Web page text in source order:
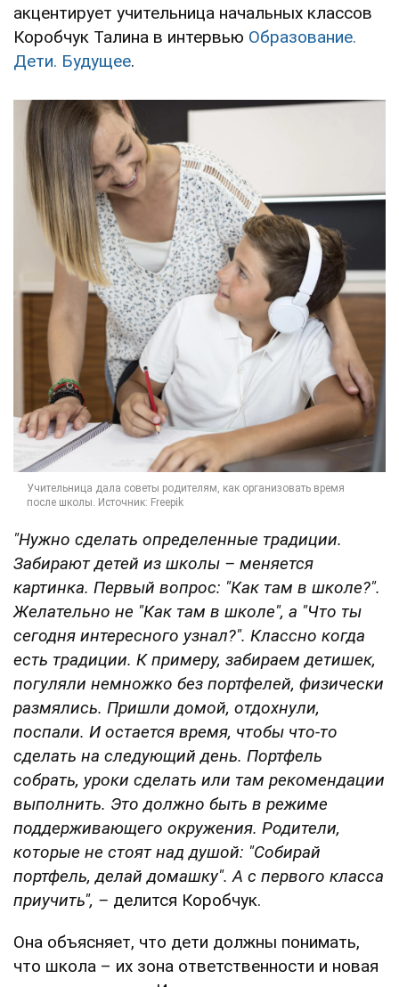
акцентирует учительница начальных классов
Коробчук Талина в интервью Образование.
Дети. Будущее.
"Нужно сделать определенные традиции.
Забирают детей из школы – меняется
картинка. Первый вопрос: "Как там в школе?".
Желательно не "Как там в школе", а "Что ты
сегодня интересного узнал?". Классно когда
есть традиции. К примеру, забираем детишек,
погуляли немножко без портфелей, физически
размялись. Пришли домой, отдохнули,
поспали. И остается время, чтобы что-то
сделать на следующий день. Портфель
собрать, уроки сделать или там рекомендации
выполнить. Это должно быть в режиме
поддерживающего окружения. Родители,
которые не стоят над душой: "Собирай
портфель, делай домашку". А с первого класса
приучить", – делится Коробчук.
Она объясняет, что дети должны понимать,
что школа – их зона ответственности и новая